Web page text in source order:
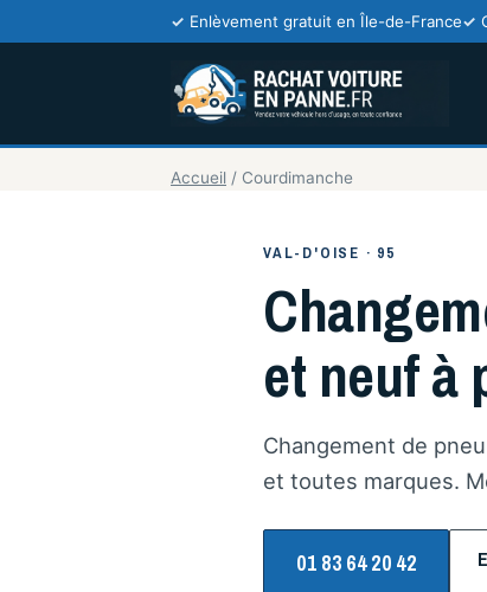
Enlèvement gratuit en Île-de-France
Accueil / Courdimanche
VAL-D'OISE · 95
et neuf à
Changement de
et toutes marques.
01 83 64 20 42